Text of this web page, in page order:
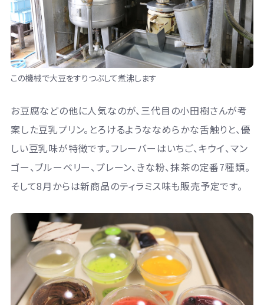
この機械で大豆をすりつぶして煮沸します
お豆腐などの他に人気なのが、三代目の小田樹さんが考
案した豆乳プリン。とろけるようななめらかな舌触りと、優
しい豆乳味が特徴です。フレーバーはいちご、キウイ、マン
ゴー、ブルーベリー、プレーン、きな粉、抹茶の定番7種類。
そして8月からは新商品のティラミス味も販売予定です。